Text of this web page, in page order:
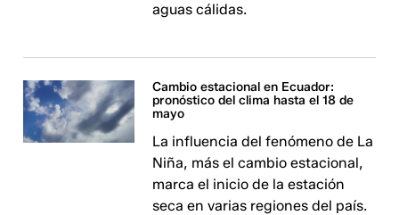
aguas cálidas.
Cambio estacional en Ecuador:
pronóstico del clima hasta el 18 de
mayo
La influencia del fenómeno de La
Niña, más el cambio estacional,
marca el inicio de la estación
seca en varias regiones del país.